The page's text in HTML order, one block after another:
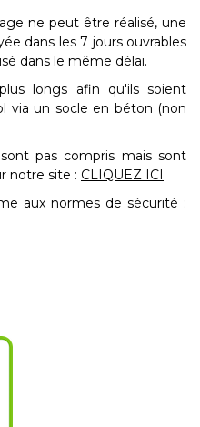
ne peut être réalisé, une
dans les 7 jours ouvrables
dans le même délai.
longs afin qu'ils soient
via un socle en béton (non
pas compris mais sont
notre site : CLIQUEZ ICI
aux normes de sécurité :